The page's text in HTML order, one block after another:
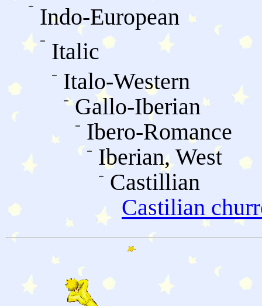
Indo-European
Italic
Italo-Western
Gallo-Iberian
Ibero-Romance
Iberian, West
Castillian
Castilian